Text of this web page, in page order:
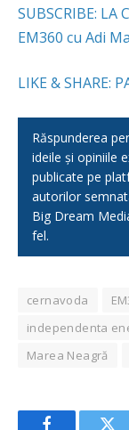
SUBSCRIBE: LA
EM360 cu Adi
LIKE & SHARE:
Răspunderea
ideile și opiniile
publicate pe
autorilor
Big Dream
fel.
cernavoda
independenta
Marea Neagră